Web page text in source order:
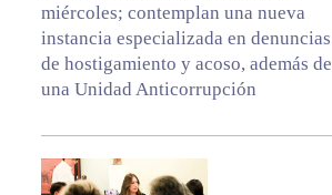
miércoles; contemplan una nueva
instancia especializada en denuncias
de hostigamiento y acoso, además de
una Unidad Anticorrupción